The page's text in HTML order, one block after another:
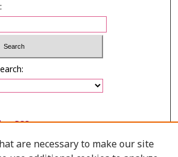
orRSS
are necessary to make our site